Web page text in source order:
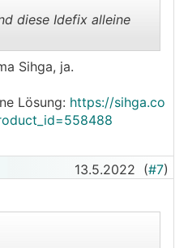
diese Idefix alleine
Sihga, ja.
Lösung: https://sihga.co
13.5.2022 (#7)